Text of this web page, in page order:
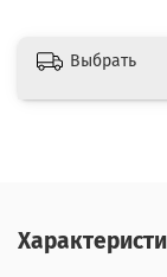
Выбрать